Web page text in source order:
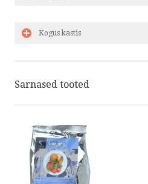
Kogus kastis
Sarnased tooted